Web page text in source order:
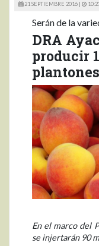
21 SEPTIEMBRE 2016 |
Serán de la
DRA
producir
En el marco del
se injertarán 90